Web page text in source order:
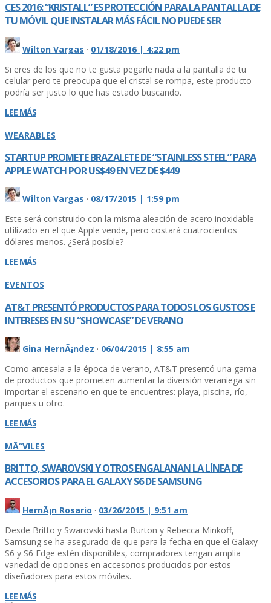
CES 2016: “KRISTALL” ES PROTECCIÓN PARA LA PANTALLA DE
TU MÓVIL QUE INSTALAR MÁS FÁCIL NO PUEDE SER
Wilton Vargas · 01/18/2016 | 4:22 pm
Si eres de los que no te gusta pegarle nada a la pantalla de tu
celular pero te preocupa que el cristal se rompa, este producto
podrí­a ser justo lo que has estado buscando.
LEE MÁS
WEARABLES
STARTUP PROMETE BRAZALETE DE “STAINLESS STEEL” PARA
APPLE WATCH POR US$49 EN VEZ DE $449
Wilton Vargas · 08/17/2015 | 1:59 pm
Este será construido con la misma aleación de acero inoxidable
utilizado en el que Apple vende, pero costará cuatrocientos
dólares menos. ¿Será posible?
LEE MÁS
EVENTOS
AT&T PRESENTÓ PRODUCTOS PARA TODOS LOS GUSTOS E
INTERESES EN SU “SHOWCASE” DE VERANO
Gina HernÃ¡ndez · 06/04/2015 | 8:55 am
Como antesala a la época de verano, AT&T presentó una gama
de productos que prometen aumentar la diversión veraniega sin
importar el escenario en que te encuentres: playa, piscina, rí­o,
parques u otro.
LEE MÁS
MÃ“VILES
BRITTO, SWAROVSKI Y OTROS ENGALANAN LA LÍ­NEA DE
ACCESORIOS PARA EL GALAXY S6 DE SAMSUNG
HernÃ¡n Rosario · 03/26/2015 | 9:51 am
Desde Britto y Swarovski hasta Burton y Rebecca Minkoff,
Samsung se ha asegurado de que para la fecha en que el Galaxy
S6 y S6 Edge estén disponibles, compradores tengan amplia
variedad de opciones en accesorios producidos por estos
diseñadores para estos móviles.
LEE MÁS